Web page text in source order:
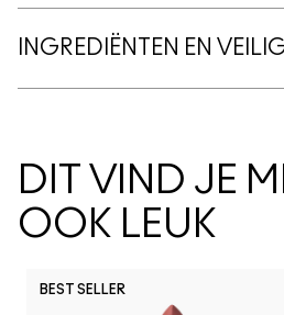
INGREDIËNTEN EN
DIT VIND JE
OOK LEUK
BEST SELLER